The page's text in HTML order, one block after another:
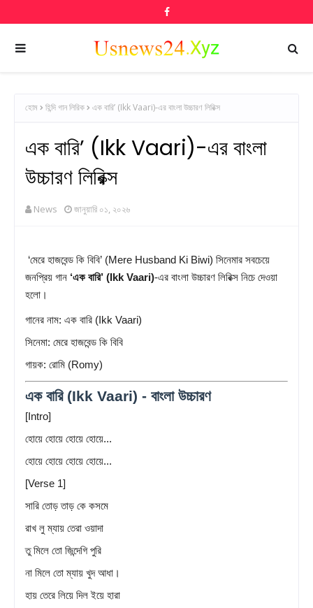
হোম হিন্দি গান লিরিক এক বারি’ (Ikk Vaari)-এর বাংলা উচ্চারণ লিরিক্স
এক বারি’ (Ikk Vaari)-এর বাংলা
উচ্চারণ লিরিক্স
News জানুয়ারি ০১, ২০২৬
‘মেরে হাজবেন্ড কি বিবি’ (Mere Husband Ki Biwi) সিনেমার সবচেয়ে
জনপ্রিয় গান ‘এক বারি’ (Ikk Vaari)-এর বাংলা উচ্চারণ লিরিক্স নিচে দেওয়া
হলো।
গানের নাম: এক বারি (Ikk Vaari)
সিনেমা: মেরে হাজবেন্ড কি বিবি
গায়ক: রোমি (Romy)
এক বারি (Ikk Vaari) - বাংলা উচ্চারণ
[Intro]
হোয়ে হোয়ে হোয়ে হোয়ে...
হোয়ে হোয়ে হোয়ে হোয়ে...
[Verse 1]
সারি তোড় তাড় কে কসমে
রাখ লু ম্যায় তেরা ওয়াদা
তু মিলে তো জিন্দেগি পুরি
না মিলে তো ম্যায় খুদ আধা।
হায় তেরে লিয়ে দিল ইয়ে হারা